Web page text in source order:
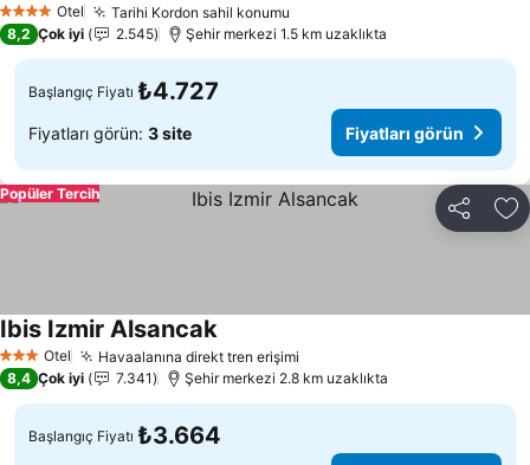
4 Yıldız Otel Tarihi Kordon sahil konumu
8,2 Çok iyi 2.545 Şehir merkezi 1.5 km uzaklıkta
Başlangıç Fiyatı ₺4.727
Fiyatları görün: 3 site Fiyatları görün
Paylaş
Popüler Tercih
3 YıldızOtel Havaalanına direkt tren erişimi
Ibis Izmir Alsancak
8,4 Çok iyi 7.341 Şehir merkezi 2.8 km uzaklıkta
Başlangıç Fiyatı ₺3.664